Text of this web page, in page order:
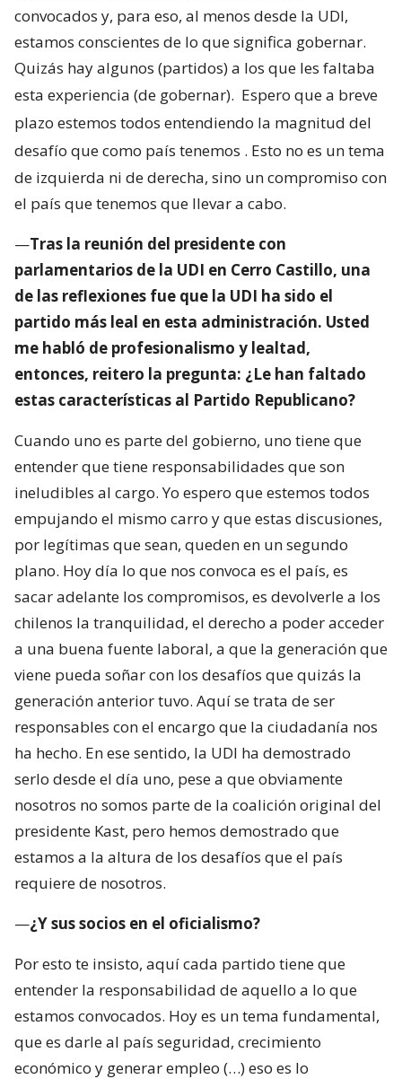
convocados y, para eso, al menos desde la UDI,
estamos conscientes de lo que significa gobernar.
Quizás hay algunos (partidos) a los que les faltaba
esta experiencia (de gobernar). Espero que a breve
plazo estemos todos entendiendo la magnitud del
desafío que como país tenemos . Esto no es un tema
de izquierda ni de derecha, sino un compromiso con
el país que tenemos que llevar a cabo.
—Tras la reunión del presidente con
parlamentarios de la UDI en Cerro Castillo, una
de las reflexiones fue que la UDI ha sido el
partido más leal en esta administración. Usted
me habló de profesionalismo y lealtad,
entonces, reitero la pregunta: ¿Le han faltado
estas características al Partido Republicano?
Cuando uno es parte del gobierno, uno tiene que
entender que tiene responsabilidades que son
ineludibles al cargo. Yo espero que estemos todos
empujando el mismo carro y que estas discusiones,
por legítimas que sean, queden en un segundo
plano. Hoy día lo que nos convoca es el país, es
sacar adelante los compromisos, es devolverle a los
chilenos la tranquilidad, el derecho a poder acceder
a una buena fuente laboral, a que la generación que
viene pueda soñar con los desafíos que quizás la
generación anterior tuvo. Aquí se trata de ser
responsables con el encargo que la ciudadanía nos
ha hecho. En ese sentido, la UDI ha demostrado
serlo desde el día uno, pese a que obviamente
nosotros no somos parte de la coalición original del
presidente Kast, pero hemos demostrado que
estamos a la altura de los desafíos que el país
requiere de nosotros.
—¿Y sus socios en el oficialismo?
Por esto te insisto, aquí cada partido tiene que
entender la responsabilidad de aquello a lo que
estamos convocados. Hoy es un tema fundamental,
que es darle al país seguridad, crecimiento
económico y generar empleo (…) eso es lo